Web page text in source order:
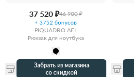
37 520 ₽46 900 ₽
+ 3752 бонусов
PIQUADRO AEL
Рюкзак для ноутбука
Забрать из магазина
со скидкой